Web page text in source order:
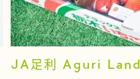
JA足利 Aguri Land